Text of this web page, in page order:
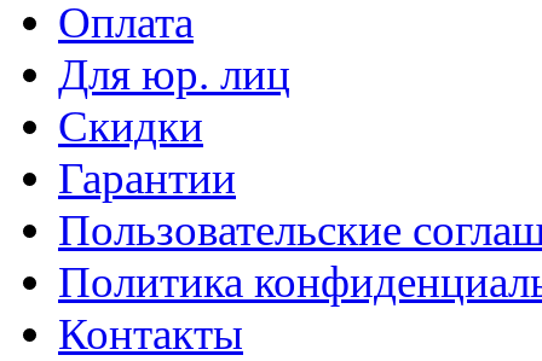
Оплата
Для юр. лиц
Скидки
Гарантии
Пользовательские
Политика
Контакты